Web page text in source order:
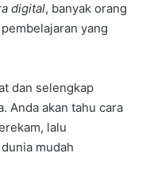
digital, banyak orang
yang
dan selengkap
Anda akan tahu cara
lalu
mudah